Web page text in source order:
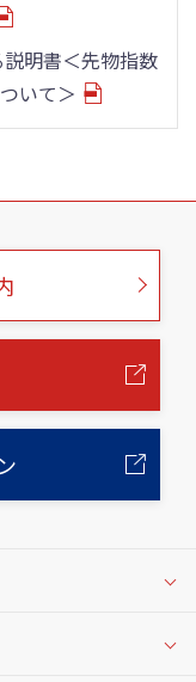
明書＜先物指数
いて＞